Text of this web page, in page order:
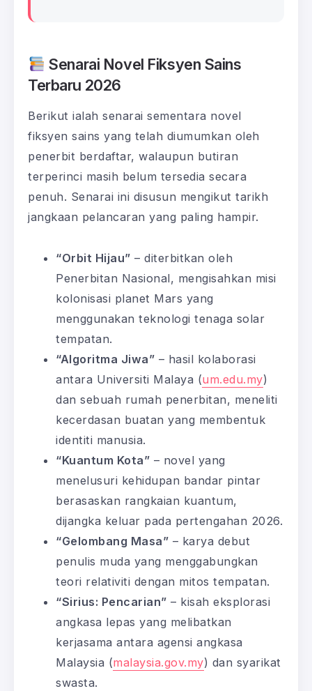
Senarai Novel Fiksyen Sains
Terbaru 2026
Berikut ialah senarai sementara novel
fiksyen sains yang telah diumumkan oleh
penerbit berdaftar, walaupun butiran
terperinci masih belum tersedia secara
penuh. Senarai ini disusun mengikut tarikh
jangkaan pelancaran yang paling hampir.
“Orbit Hijau” – diterbitkan oleh
Penerbitan Nasional, mengisahkan misi
kolonisasi planet Mars yang
menggunakan teknologi tenaga solar
tempatan.
“Algoritma Jiwa” – hasil kolaborasi
antara Universiti Malaya (um.edu.my)
dan sebuah rumah penerbitan, meneliti
kecerdasan buatan yang membentuk
identiti manusia.
“Kuantum Kota” – novel yang
menelusuri kehidupan bandar pintar
berasaskan rangkaian kuantum,
dijangka keluar pada pertengahan 2026.
“Gelombang Masa” – karya debut
penulis muda yang menggabungkan
teori relativiti dengan mitos tempatan.
“Sirius: Pencarian” – kisah eksplorasi
angkasa lepas yang melibatkan
kerjasama antara agensi angkasa
Malaysia (malaysia.gov.my) dan syarikat
swasta.